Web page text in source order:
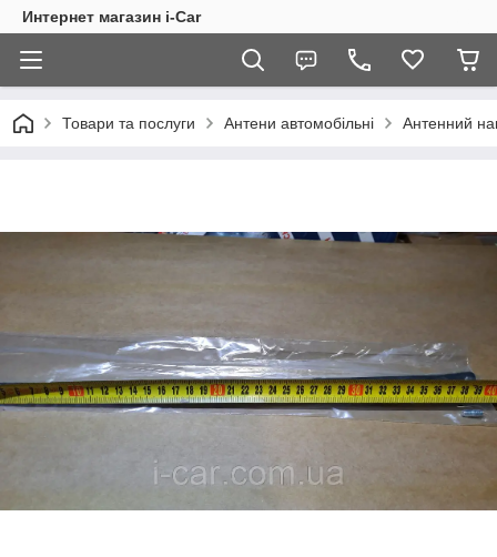
Интернет магазин i-Car
Товари та послуги Антени автомобільні Антенний